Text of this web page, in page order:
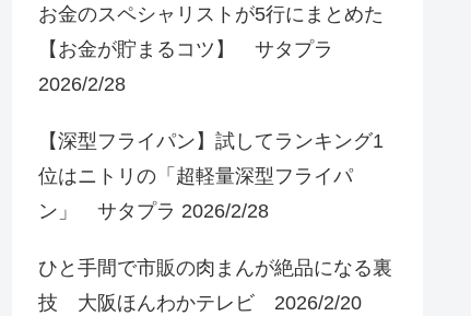
お金のスペシャリストが5行にまとめた
【お金が貯まるコツ】 サタプラ
2026/2/28
【深型フライパン】試してランキング1
位はニトリの「超軽量深型フライパ
ン」 サタプラ 2026/2/28
ひと手間で市販の肉まんが絶品になる裏
技 大阪ほんわかテレビ 2026/2/20